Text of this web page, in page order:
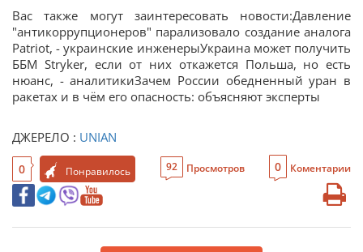
Вас также могут заинтересовать новости:Давление
"антикоррупционеров" парализовало создание аналога
Patriot, - украинские инженерыУкраина может получить
ББМ Stryker, если от них откажется Польша, но есть
нюанс, - аналитикиЗачем России обедненный уран в
ракетах и в чём его опасность: объясняют эксперты
ДЖЕРЕЛО : UNIAN
0 Понравилось 92 Просмотров 0 Коментарии